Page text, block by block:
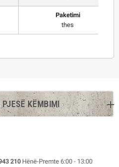
Paketimi
thes
PJESË KËMBIMI
210 Hënë-Premte 6:00 - 13:00